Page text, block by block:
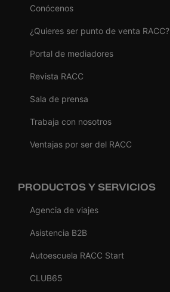
Conócenos
¿Quieres ser punto de venta RACC?
Portal de mediadores
Revista RACC
Sala de prensa
Trabaja con nosotros
Ventajas por ser del RACC
PRODUCTOS Y SERVICIOS
Agencia de viajes
Asistencia B2B
Autoescuela RACC Start
CLUB65